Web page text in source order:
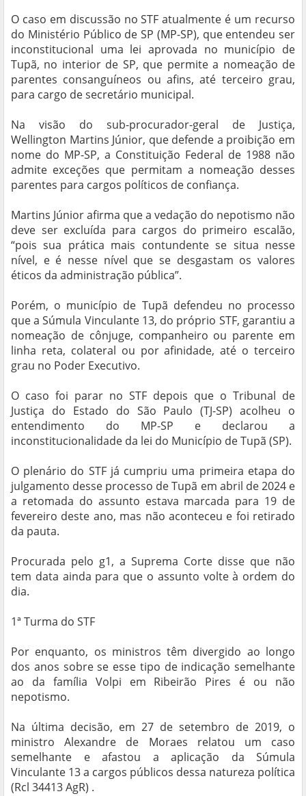
O caso em discussão no STF atualmente é um recurso
do Ministério Público de SP (MP-SP), que entendeu ser
inconstitucional uma lei aprovada no município de
Tupã, no interior de SP, que permite a nomeação de
parentes consanguíneos ou afins, até terceiro grau,
para cargo de secretário municipal.
Na visão do sub-procurador-geral de Justiça,
Wellington Martins Júnior, que defende a proibição em
nome do MP-SP, a Constituição Federal de 1988 não
admite exceções que permitam a nomeação desses
parentes para cargos políticos de confiança.
Martins Júnior afirma que a vedação do nepotismo não
deve ser excluída para cargos do primeiro escalão,
“pois sua prática mais contundente se situa nesse
nível, e é nesse nível que se desgastam os valores
éticos da administração pública”.
Porém, o município de Tupã defendeu no processo
que a Súmula Vinculante 13, do próprio STF, garantiu a
nomeação de cônjuge, companheiro ou parente em
linha reta, colateral ou por afinidade, até o terceiro
grau no Poder Executivo.
O caso foi parar no STF depois que o Tribunal de
Justiça do Estado do São Paulo (TJ-SP) acolheu o
entendimento do MP-SP e declarou a
inconstitucionalidade da lei do Município de Tupã (SP).
O plenário do STF já cumpriu uma primeira etapa do
julgamento desse processo de Tupã em abril de 2024 e
a retomada do assunto estava marcada para 19 de
fevereiro deste ano, mas não aconteceu e foi retirado
da pauta.
Procurada pelo g1, a Suprema Corte disse que não
tem data ainda para que o assunto volte à ordem do
dia.
1ª Turma do STF
Por enquanto, os ministros têm divergido ao longo
dos anos sobre se esse tipo de indicação semelhante
ao da família Volpi em Ribeirão Pires é ou não
nepotismo.
Na última decisão, em 27 de setembro de 2019, o
ministro Alexandre de Moraes relatou um caso
semelhante e afastou a aplicação da Súmula
Vinculante 13 a cargos públicos dessa natureza política
(Rcl 34413 AgR) .